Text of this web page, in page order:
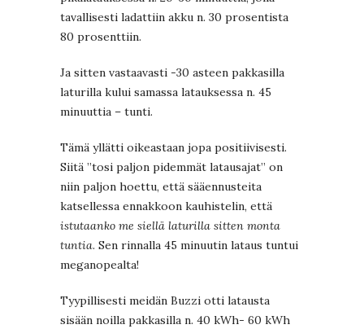
tavallisesti ladattiin akku n. 30 prosentista
80 prosenttiin.
Ja sitten vastaavasti -30 asteen pakkasilla
laturilla kului samassa latauksessa n. 45
minuuttia – tunti.
Tämä yllätti oikeastaan jopa positiivisesti.
Siitä ”tosi paljon pidemmät latausajat” on
niin paljon hoettu, että sääennusteita
katsellessa ennakkoon kauhistelin, että
istutaanko me siellä laturilla sitten monta
tuntia. Sen rinnalla 45 minuutin lataus tuntui
meganopealta!
Tyypillisesti meidän Buzzi otti latausta
sisään noilla pakkasilla n. 40 kWh- 60 kWh